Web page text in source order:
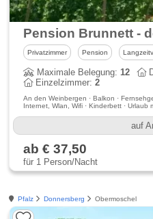
Privatzimmer Pension
Maximale Belegung:12
Einzelzimmer:2
An den Weinbergen · Balkon ·
Internet, Wlan, Wifi · Kinderbett · Urlaub
auf
ab € 37,50
für 1 Person/Nacht
Pfalz Donnersberg Obermoschel